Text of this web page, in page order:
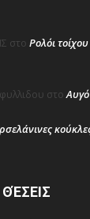
στο Ρολόι
στο